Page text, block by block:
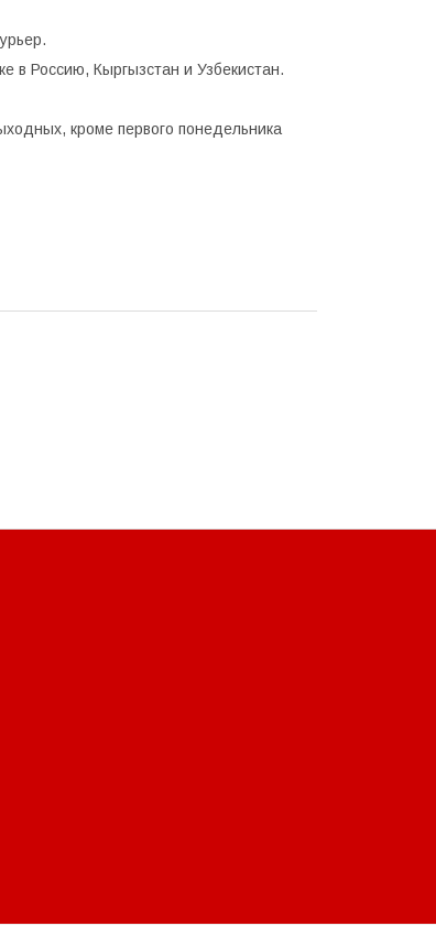
в Россию, Кыргызстан и Узбекистан.
кроме первого понедельника